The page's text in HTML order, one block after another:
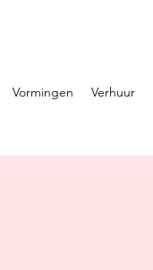
Vormingen Verhuur